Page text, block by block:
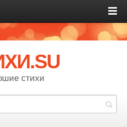
стихи